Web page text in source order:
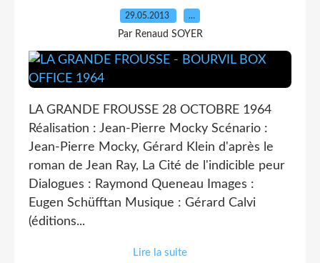
29.05.2013 …
Par Renaud SOYER
LA GRANDE FROUSSE 28 OCTOBRE 1964
Réalisation : Jean-Pierre Mocky Scénario :
Jean-Pierre Mocky, Gérard Klein d'après le
roman de Jean Ray, La Cité de l'indicible peur
Dialogues : Raymond Queneau Images :
Eugen Schüfftan Musique : Gérard Calvi
(éditions...
Lire la suite